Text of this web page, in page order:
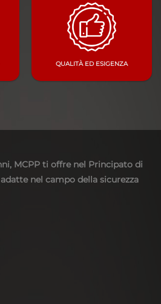
QUALITÀ ED ESIGENZA
MCPP ti offre nel Principato di
nel campo della sicurezza